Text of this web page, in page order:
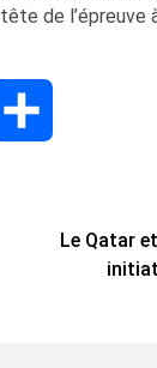
de l’épreuve
Le Qatar